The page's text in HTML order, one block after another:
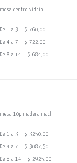
mesa centro vidrio
De 1 a 3 | $ 760,00
De 4 a 7 | $ 722,00
De 8 a 14 | $ 684,00
mesa 10p madera mach
De 1 a 3 | $ 3250,00
De 4 a 7 | $ 3087,50
De 8 a 14 | $ 2925,00